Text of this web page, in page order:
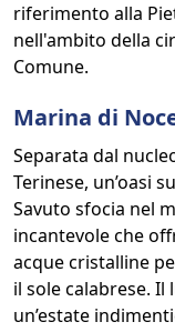
riferimento alla
nell'ambito della
Comune.
Marina di
Separata dal
Terinese, un’oasi
Savuto sfocia nel
incantevole che
acque cristalline
il sole calabrese.
un’estate